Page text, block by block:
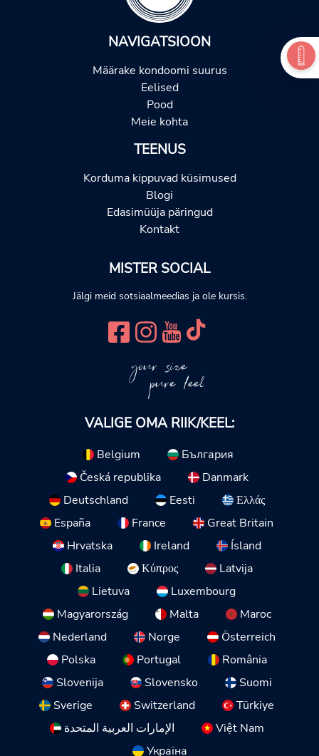
NAVIGATSIOON
Määrake kondoomi suurus
Eelised
Pood
Meie kohta
TEENUS
Korduma kippuvad küsimused
Blogi
Edasimüüja päringud
Kontakt
MISTER SOCIAL
Jälgi meid sotsiaalmeedias ja ole kursis.
your size
pure feel
VALIGE OMA RIIK/KEEL:
Belgium
България
Česká republika
Danmark
Deutschland
Eesti
Ελλάς
España
France
Great Britain
Hrvatska
Ireland
Ísland
Italia
Κύπρος
Latvija
Lietuva
Luxembourg
Magyarország
Malta
Maroc
Nederland
Norge
Österreich
Polska
Portugal
România
Slovenija
Slovensko
Suomi
Sverige
Switzerland
Türkiye
الإمارات العربية المتحدة
Việt Nam
Україна